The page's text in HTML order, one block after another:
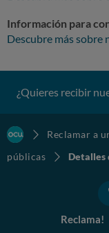
Información para
Descubre más sobre
¿Quieres recibir
Reclamar a
públicas
Detalles
Reclama!